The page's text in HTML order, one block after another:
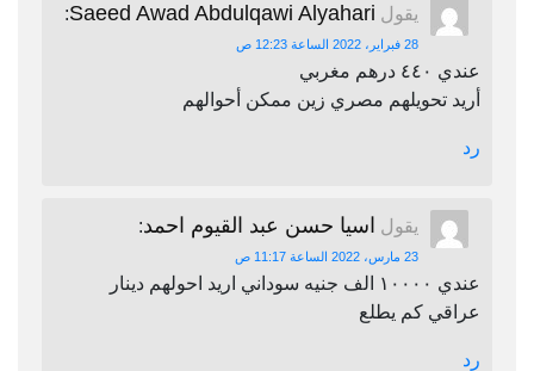
يقول Saeed Awad Abdulqawi Alyahari
:
28 فبراير، 2022 الساعة 12:23 ص
عندي ٤٤٠ درهم مغربي
أريد تحويلهم مصري زين ممكن أحوالهم
رد
يقول اسيا حسن عبد القيوم احمد:
23 مارس، 2022 الساعة 11:17 ص
عندي ١٠٠٠٠ الف جنيه سوداني اريد احولهم دينار
عراقي كم يطلع
رد